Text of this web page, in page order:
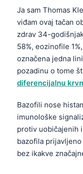
Ja sam Thomas
viđam ovaj tačan
zdrav 34-
58%, eozinofile
označena jedna
pozadinu o tome
diferencijalnu
Bazofili nose
imunološke
protiv uobičajenih
bazofila
bez ikakve